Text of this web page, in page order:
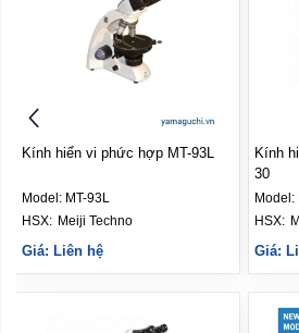
Kính hiển vi phức hợp MT-93L
Model: MT-93L
Meiji Techno
Giá: Liên hệ
Kính
30
Model:
HSX:
Giá: